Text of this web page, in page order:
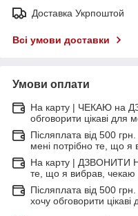
Доставка Укрпоштой
Всі умови доставки
Умови оплати
На карту | ЧЕКАЮ на
обговорити цікаві для
Післяплата від 500
мені потрібно те, що я
На карту | ДЗВОНИТИ
те, що я вибрав, чекаю
Післяплата від 500
хочу обговорити